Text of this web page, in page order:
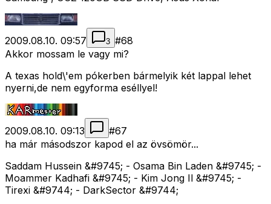
2009.08.10. 09:57 3 #68
Akkor mossam le vagy mi?
A texas hold\'em pókerben bármelyik két lappal lehet
nyerni,de nem egyforma eséllyel!
2009.08.10. 09:13 #67
ha már másodszor kapod el az övsömör...
Saddam Hussein &#9745; - Osama Bin Laden &#9745; -
Moammer Kadhafi &#9745; - Kim Jong Il &#9745; -
Tirexi &#9744; - DarkSector &#9744;